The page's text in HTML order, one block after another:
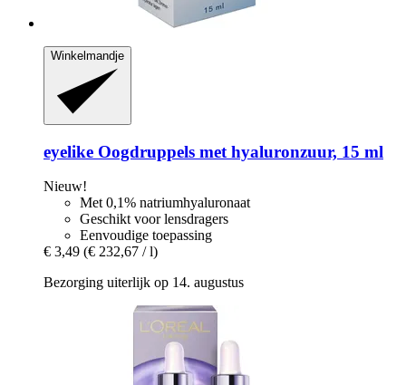
Winkelmandje
eyelike Oogdruppels met hyaluronzuur, 15 ml
Nieuw!
Met 0,1% natriumhyaluronaat
Geschikt voor lensdragers
Eenvoudige toepassing
€ 3,49 (€ 232,67 / l)
Bezorging uiterlijk op 14. augustus